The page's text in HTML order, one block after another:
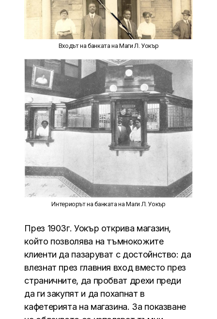
Входът на банката на Маги Л. Уокър
Интериорът на банката на Маги Л. Уокър
През 1903г. Уокър открива магазин,
който позволява на тъмнокожите
клиенти да пазаруват с достойнство: да
влезнат през главния вход вместо през
страничните, да пробват дрехи преди
да ги закупят и да похапнат в
кафетерията на магазина. За показване